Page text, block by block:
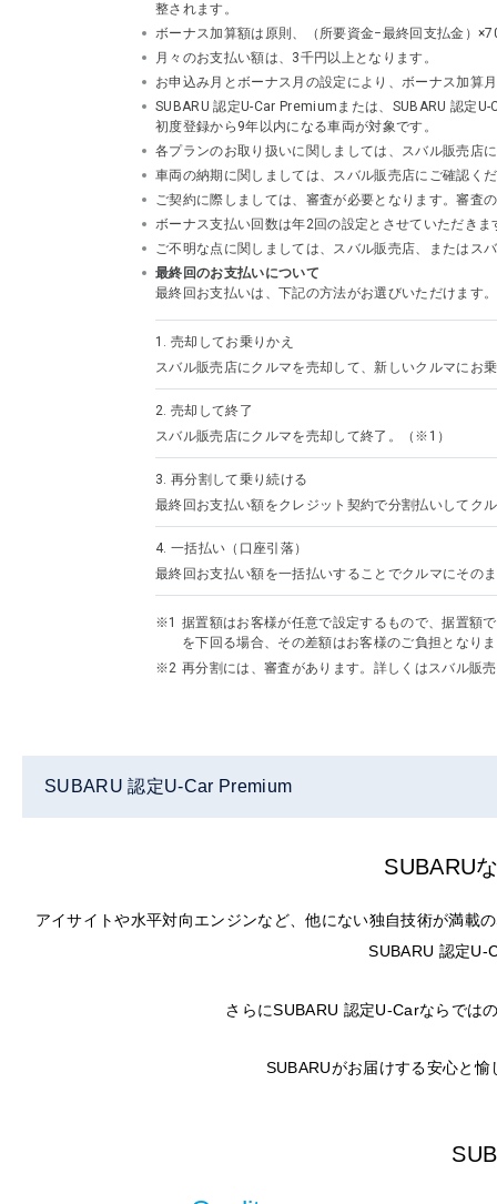
整されます。
ボーナス加算額は原則、（所要資金−最終回支払金）
月々のお支払い額は、3千円以上となります。
お申込み月とボーナス月の設定により、ボーナス加算
SUBARU 認定U-Car Premiumまたは、SUBARU 認定
初度登録から9年以内になる車両が対象です。
各プランのお取り扱いに関しましては、スバル販売店
車両の納期に関しましては、スバル販売店にご確認く
ご契約に際しましては、審査が必要となります。審査
ボーナス支払い回数は年2回の設定とさせていただきま
ご不明な点に関しましては、スバル販売店、またはス
最終回のお支払いについて
最終回お支払いは、下記の方法がお選びいただけます。
1. 売却してお乗りかえ
スバル販売店にクルマを売却して、新しいクルマにお
2. 売却して終了
スバル販売店にクルマを売却して終了。（※1）
3. 再分割して乗り続ける
最終回お支払い額をクレジット契約で分割払いしてク
4. 一括払い（口座引落）
最終回お支払い額を一括払いすることでクルマにその
据置額はお客様が任意で設定するもので、据置額
を下回る場合、その差額はお客様のご負担となり
再分割には、審査があります。詳しくはスバル販
SUBARU 認定U-Car Premium
SUBARU
アイサイトや水平対向エンジンなど、他にない独自技術が満載
SUBARU 認定U-
さらにSUBARU 認定U-Carならでは
SUBARUがお届けする安心と